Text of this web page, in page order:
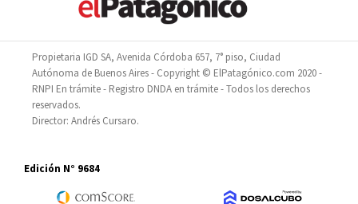
Propietaria IGD SA, Avenida Córdoba 657, 7° piso, Ciudad
Autónoma de Buenos Aires - Copyright © ElPatagónico.com 2020 -
RNPI En trámite - Registro DNDA en trámite - Todos los derechos
reservados.
Director: Andrés Cursaro.
Edición N° 9684